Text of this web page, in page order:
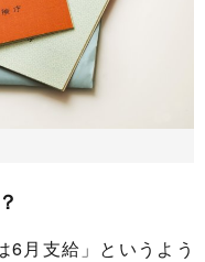
月支給」というよう